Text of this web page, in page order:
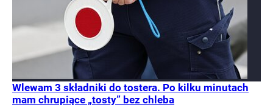
Wlewam 3 składniki do tostera. Po kilku minutach
mam chrupiące „tosty” bez chleba